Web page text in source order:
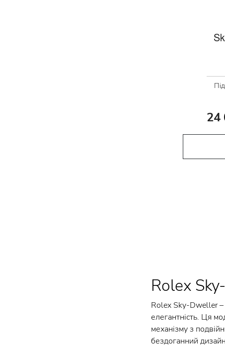
24
Rolex
Rolex Sky-Dweller –
елегантність. Ця
механізму з
бездоганний